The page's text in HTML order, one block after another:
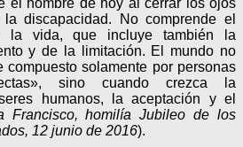
discapacidad. No comprende el
la vida, que incluye también la
y de la limitación. El mundo no
compuesto solamente por personas
sino cuando crezca la
humanos, la aceptación y el
Francisco, homilía Jubileo de los
12 junio de 2016).